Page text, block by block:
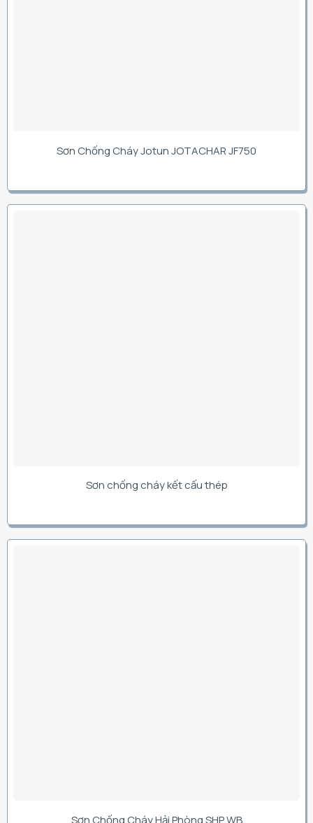
Sơn Chống Cháy Jotun JOTACHAR JF750
Sơn chống cháy kết cấu thép
Sơn Chống Cháy Hải Phòng SHP WB